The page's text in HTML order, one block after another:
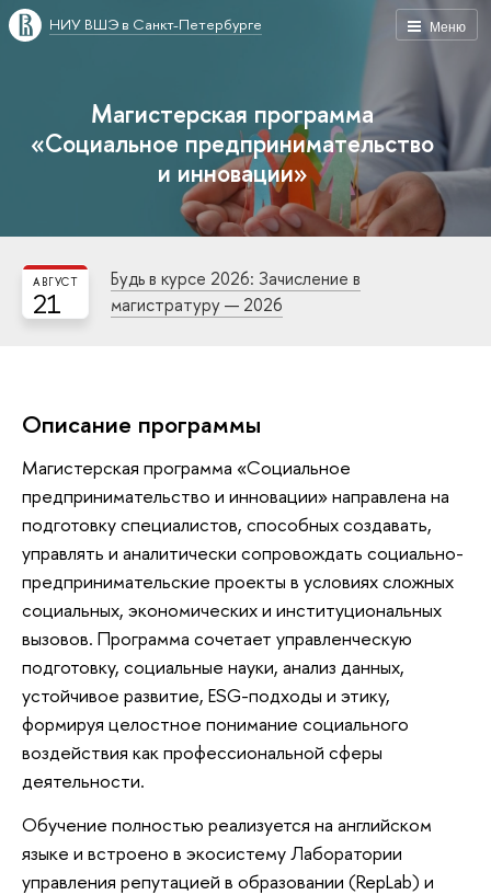
Меню
НИУ ВШЭ в Санкт-Петербурге
Магистерская программа
«Социальное предпринимательство
и инновации»
21
АВГУСТ
Будь в курсе 2026: Зачисление в
магистратуру — 2026
Описание программы
Магистерская программа «Социальное
предпринимательство и инновации» направлена на
подготовку специалистов, способных создавать,
управлять и аналитически сопровождать социально-
предпринимательские проекты в условиях сложных
социальных, экономических и институциональных
вызовов. Программа сочетает управленческую
подготовку, социальные науки, анализ данных,
устойчивое развитие, ESG-подходы и этику,
формируя целостное понимание социального
воздействия как профессиональной сферы
деятельности.
Обучение полностью реализуется на английском
языке и встроено в экосистему Лаборатории
управления репутацией в образовании (RepLab) и